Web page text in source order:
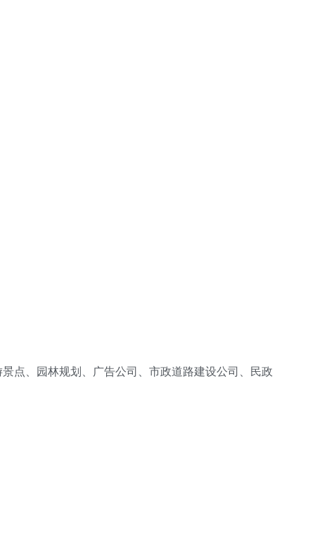
、园林规划、广告公司、市政道路建设公司、民政